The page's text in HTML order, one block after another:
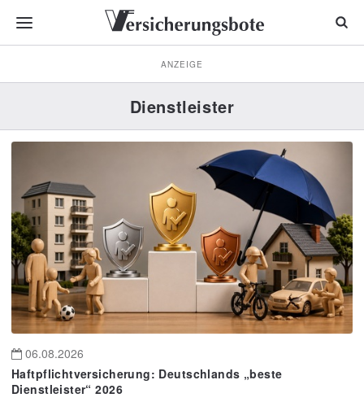
ANZEIGE
Dienstleister
06.08.2026
Haftpflichtversicherung: Deutschlands „beste
Dienstleister“ 2026